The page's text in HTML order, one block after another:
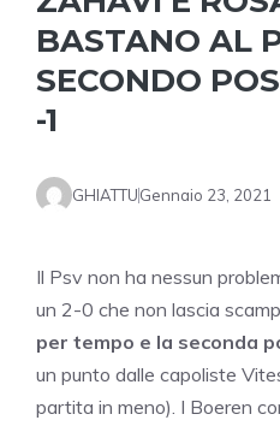
BASTANO AL
SECONDO
-1
GHIATTUGennaio 23, 2021
Il Psv non ha nessun
un 2-0 che non lascia
per tempo e la seconda
un punto dalle capoliste
partita in meno). I Boeren